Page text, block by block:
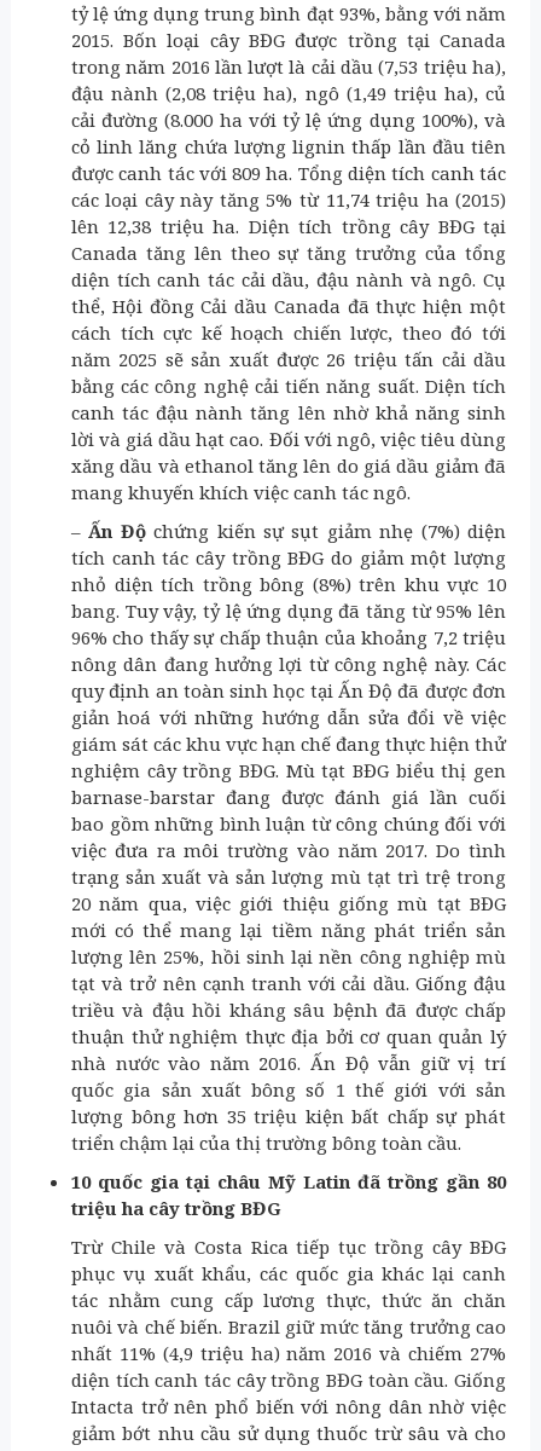
tỷ lệ ứng dụng trung bình đạt 93%, bằng với năm
2015. Bốn loại cây BĐG được trồng tại Canada
trong năm 2016 lần lượt là cải dầu (7,53 triệu ha),
đậu nành (2,08 triệu ha), ngô (1,49 triệu ha), củ
cải đường (8.000 ha với tỷ lệ ứng dụng 100%), và
cỏ linh lăng chứa lượng lignin thấp lần đầu tiên
được canh tác với 809 ha. Tổng diện tích canh tác
các loại cây này tăng 5% từ 11,74 triệu ha (2015)
lên 12,38 triệu ha. Diện tích trồng cây BĐG tại
Canada tăng lên theo sự tăng trưởng của tổng
diện tích canh tác cải dầu, đậu nành và ngô. Cụ
thể, Hội đồng Cải dầu Canada đã thực hiện một
cách tích cực kế hoạch chiến lược, theo đó tới
năm 2025 sẽ sản xuất được 26 triệu tấn cải dầu
bằng các công nghệ cải tiến năng suất. Diện tích
canh tác đậu nành tăng lên nhờ khả năng sinh
lời và giá dầu hạt cao. Đối với ngô, việc tiêu dùng
xăng dầu và ethanol tăng lên do giá dầu giảm đã
mang khuyến khích việc canh tác ngô.
–Ấn Độchứng kiến sự sụt giảm nhẹ (7%) diện
tích canh tác cây trồng BĐG do giảm một lượng
nhỏ diện tích trồng bông (8%) trên khu vực 10
bang. Tuy vậy, tỷ lệ ứng dụng đã tăng từ 95% lên
96% cho thấy sự chấp thuận của khoảng 7,2 triệu
nông dân đang hưởng lợi từ công nghệ này. Các
quy định an toàn sinh học tại Ấn Độ đã được đơn
giản hoá với những hướng dẫn sửa đổi về việc
giám sát các khu vực hạn chế đang thực hiện thử
nghiệm cây trồng BĐG. Mù tạt BĐG biểu thị gen
barnase-barstar đang được đánh giá lần cuối
bao gồm những bình luận từ công chúng đối với
việc đưa ra môi trường vào năm 2017. Do tình
trạng sản xuất và sản lượng mù tạt trì trệ trong
20 năm qua, việc giới thiệu giống mù tạt BĐG
mới có thể mang lại tiềm năng phát triển sản
lượng lên 25%, hồi sinh lại nền công nghiệp mù
tạt và trở nên cạnh tranh với cải dầu. Giống đậu
triều và đậu hồi kháng sâu bệnh đã được chấp
thuận thử nghiệm thực địa bởi cơ quan quản lý
nhà nước vào năm 2016. Ấn Độ vẫn giữ vị trí
quốc gia sản xuất bông số 1 thế giới với sản
lượng bông hơn 35 triệu kiện bất chấp sự phát
triển chậm lại của thị trường bông toàn cầu.
10 quốc gia tại châu Mỹ Latin đã trồng gần 80
triệu ha cây trồng BĐG
Trừ Chile và Costa Rica tiếp tục trồng cây BĐG
phục vụ xuất khẩu, các quốc gia khác lại canh
tác nhằm cung cấp lương thực, thức ăn chăn
nuôi và chế biến. Brazil giữ mức tăng trưởng cao
nhất 11% (4,9 triệu ha) năm 2016 và chiếm 27%
diện tích canh tác cây trồng BĐG toàn cầu. Giống
Intacta trở nên phổ biến với nông dân nhờ việc
giảm bớt nhu cầu sử dụng thuốc trừ sâu và cho